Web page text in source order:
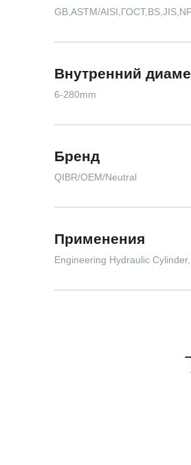
GB,ASTM/
Внутренний
6-280mm
Бренд
QIBR/OEM/Neutral
Применения
Engineering Hydraulic